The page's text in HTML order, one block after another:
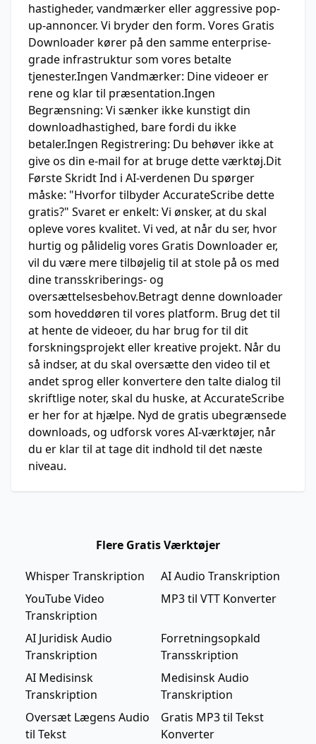
hastigheder, vandmærker eller aggressive pop-
up-annoncer. Vi bryder den form. Vores Gratis
Downloader kører på den samme enterprise-
grade infrastruktur som vores betalte
tjenester.Ingen Vandmærker: Dine videoer er
rene og klar til præsentation.Ingen
Begrænsning: Vi sænker ikke kunstigt din
downloadhastighed, bare fordi du ikke
betaler.Ingen Registrering: Du behøver ikke at
give os din e-mail for at bruge dette værktøj.Dit
Første Skridt Ind i AI-verdenen Du spørger
måske: "Hvorfor tilbyder AccurateScribe dette
gratis?" Svaret er enkelt: Vi ønsker, at du skal
opleve vores kvalitet. Vi ved, at når du ser, hvor
hurtig og pålidelig vores Gratis Downloader er,
vil du være mere tilbøjelig til at stole på os med
dine transskriberings- og
oversættelsesbehov.Betragt denne downloader
som hoveddøren til vores platform. Brug det til
at hente de videoer, du har brug for til dit
forskningsprojekt eller kreative projekt. Når du
så indser, at du skal oversætte den video til et
andet sprog eller konvertere den talte dialog til
skriftlige noter, skal du huske, at AccurateScribe
er her for at hjælpe. Nyd de gratis ubegrænsede
downloads, og udforsk vores AI-værktøjer, når
du er klar til at tage dit indhold til det næste
niveau.
Flere Gratis Værktøjer
Whisper Transkription
AI Audio Transkription
YouTube Video
Transkription
MP3 til VTT Konverter
AI Juridisk Audio
Transkription
Forretningsopkald
Transskription
AI Medisinsk
Transkription
Medisinsk Audio
Transkription
Oversæt Lægens Audio
til Tekst
Gratis MP3 til Tekst
Konverter